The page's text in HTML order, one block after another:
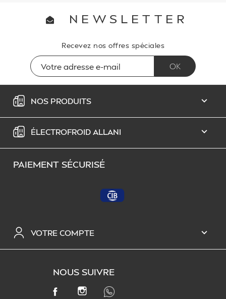
NEWSLETTER
Recevez nos offres spéciales
NOS PRODUITS 
ÉLECTROFROID ALLANI 
PAIEMENT SÉCURISÉ
VOTRE COMPTE 
NOUS SUIVRE
FACEBOOKINSTAGRAM